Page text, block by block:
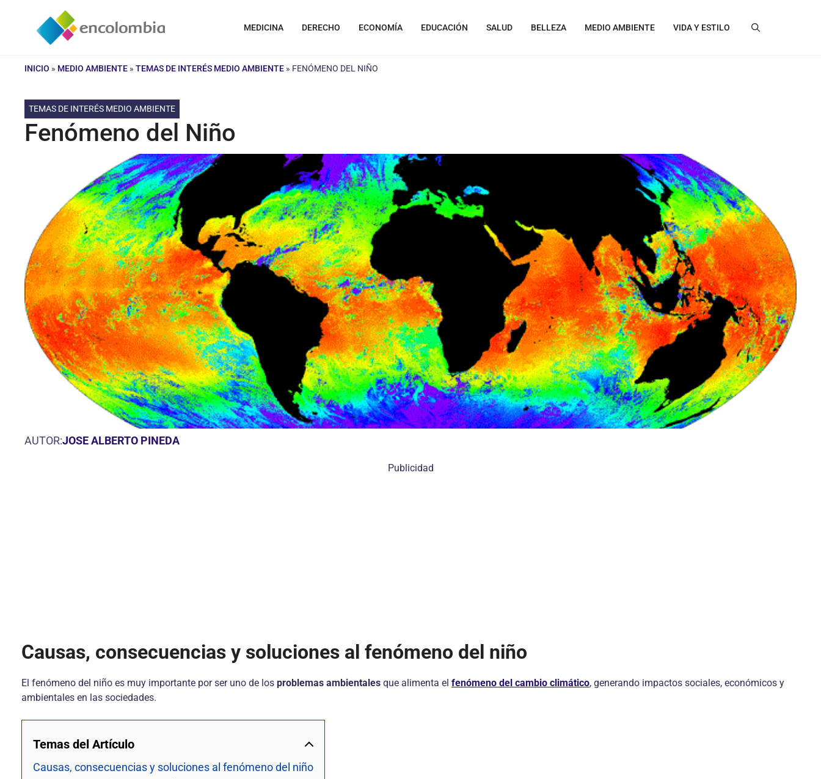
contenido
MEDICINA DERECHO ECONOMÍA EDUCACIÓN SALUD BELLEZA MEDIO AMBIENTE VIDA Y ESTILO
INICIO » MEDIO AMBIENTE » TEMAS DE INTERÉS MEDIO AMBIENTE » FENÓMENO DEL NIÑO
TEMAS DE INTERÉS MEDIO AMBIENTE
Fenómeno del Niño
AUTOR:JOSE ALBERTO PINEDA
Publicidad
Causas, consecuencias y soluciones al fenómeno del niño
El fenómeno del niño es muy importante por ser uno de los problemas ambientales que alimenta el fenómeno del cambio climático, generando impactos sociales, económicos y
ambientales en las sociedades.
Temas del Artículo
Causas, consecuencias y soluciones al fenómeno del niño